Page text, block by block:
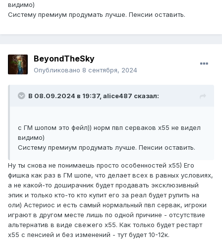
видимо)
Систему премиум продумать лучше. Пенсии оставить.
BeyondTheSky
Опубликовано 8 сентября, 2024
В 08.09.2024 в 19:37, alice487 сказал:
с ГМ шопом это фейл)) норм пвп серваков х55 не видел
видимо)
Систему премиум продумать лучше. Пенсии оставить.
Ну ты снова не понимаешь просто особенностей х55) Его
фишка как раз в ГМ шопе, что делает всех в равных условиях,
а не какой-то доширачник будет продавать эксклюзивный
эпик и только кто-то кто купит его за реал будет рулить на
оли) Астериос и есть самый нормальный пвп сервак, игроки
играют в другом месте лишь по одной причине - отсутствие
альтернатив в виде свежего х55. Как только будет рестарт
х55 с пенсией и без изменений - тут будет 10-12к.